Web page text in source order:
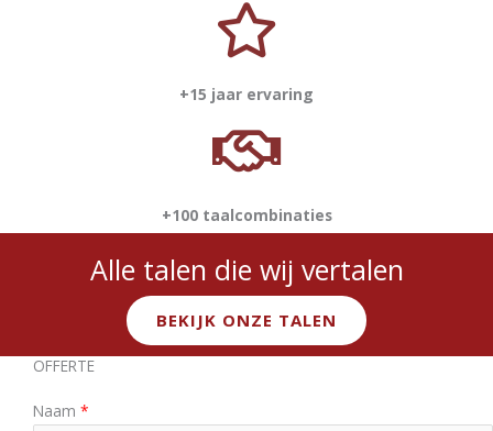
+15 jaar ervaring
+100 taalcombinaties
Alle talen die wij vertalen
BEKIJK ONZE TALEN
OFFERTE
Naam *